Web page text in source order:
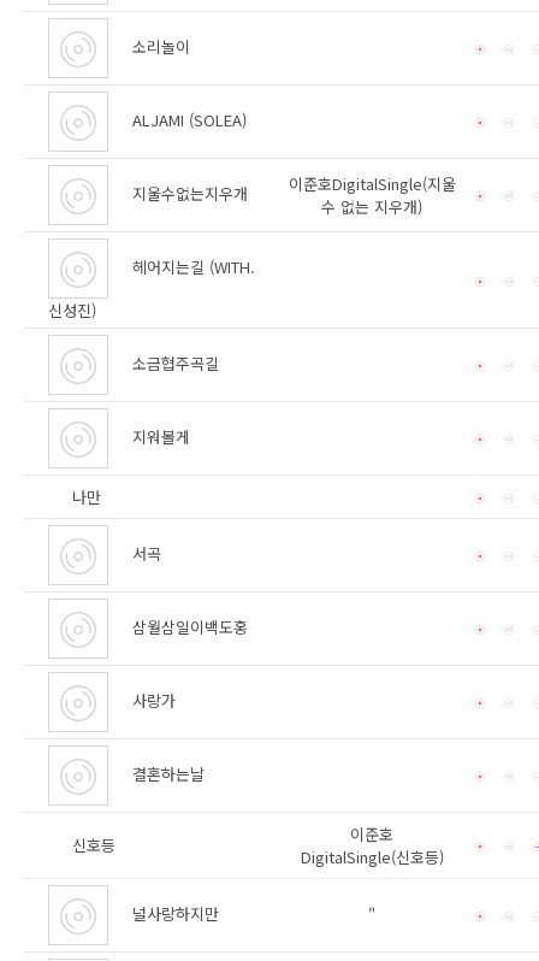
소리놀이
ALJAMI (SOLEA)
지울수없는지우개
이준호DigitalSingle(지울
수 없는 지우개)
헤어지는길 (WITH.
신성진)
소금협주곡길
지워볼게
나만
서곡
삼월삼일이백도홍
사랑가
결혼하는날
신호등
이준호
DigitalSingle(신호등)
널사랑하지만 "